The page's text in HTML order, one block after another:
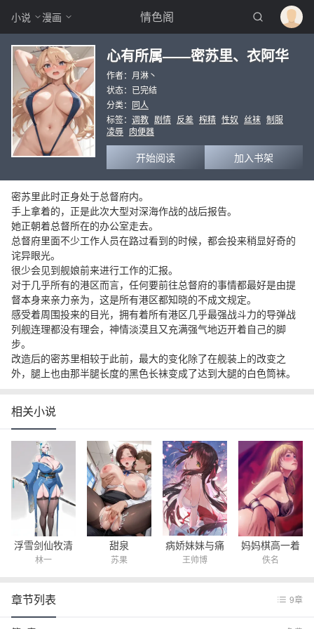
小说 漫画 情色阁
心有所属——密苏里、衣阿华
作者：月淋丶
状态：已完结
分类： 同人
标签： 调教 剧情 反差 榨精 性奴 丝袜 制服
凌辱 肉便器
开始阅读 加入书架
密苏里此时正身处于总督府内。
手上拿着的，正是此次大型对深海作战的战后报告。
她正朝着总督所在的办公室走去。
总督府里面不少工作人员在路过看到的时候，都会投来稍显好奇的
诧异眼光。
很少会见到舰娘前来进行工作的汇报。
对于几乎所有的港区而言，任何要前往总督府的事情都最好是由提
督本身来亲力亲为，这是所有港区都知晓的不成文规定。
感受着周围投来的目光，拥有着所有港区几乎最强战斗力的导弹战
列舰连理都没有理会，神情淡漠且又充满强气地迈开着自己的脚
步。
改造后的密苏里相较于此前，最大的变化除了在舰装上的改变之
外，腿上也由那半腿长度的黑色长袜变成了达到大腿的白色筒袜。
相关小说
浮雪剑仙牧清
雪
林一
甜泉
苏果
病娇妹妹与痛
苦的我
王帅博
妈妈棋高一着
（连环计）
佚名
章节列表 9章